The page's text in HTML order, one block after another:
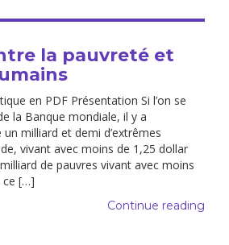
la pauvreté et
en PDF Présentation Si l’on se
la Banque mondiale, il y a
milliard et demi d’extrêmes
vivant avec moins de 1,25 dollar
de pauvres vivant avec moins
ce […]
Continue reading